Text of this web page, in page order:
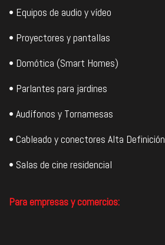
• Equipos de audio y vídeo
• Proyectores y pantallas
• Domótica (Smart Homes)
• Parlantes para jardines
• Audífonos y Tornamesas
• Cableado y conectores Alta Definición
• Salas de cine residencial
Para empresas y comercios: